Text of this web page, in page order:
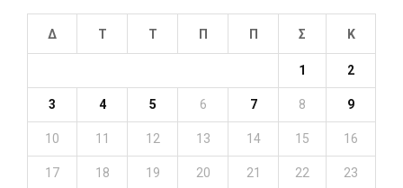
Δ Τ Τ Π Π Σ Κ
1 2
3 4 5 6 7 8 9
10 11 12 13 14 15 16
17 18 19 20 21 22 23